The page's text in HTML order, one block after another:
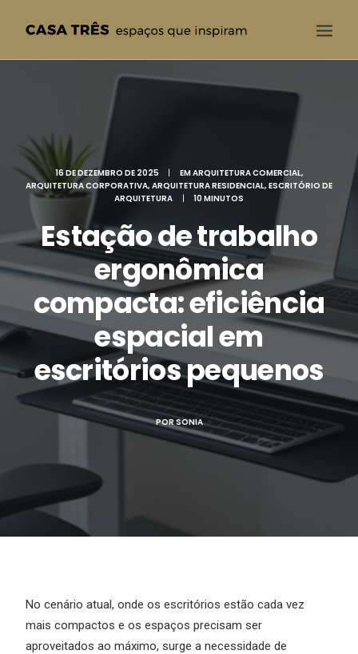
SOLUÇÕES
PROJETOS
CONTATO
16 DE DEZEMBRO DE 2025 | EMARQUITETURA COMERCIAL,
ARQUITETURA CORPORATIVA, ARQUITETURA RESIDENCIAL, ESCRITÓRIO DE
ARQUITETURA
| 10 MINUTOS
Estação de trabalho
ergonômica
compacta: eficiência
espacial em
escritórios pequenos
PORSONIA
No cenário atual, onde os escritórios estão cada vez
mais compactos e os espaços precisam ser
aproveitados ao máximo, surge a necessidade de